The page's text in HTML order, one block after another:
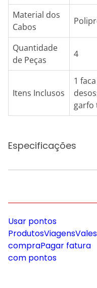
Material dos
Cabos
Quantidade
de Peças
4
Itens Inclusos
1
garfo
Especificações
Usar pontos
ProdutosViagens
compraPagar fatura
com pontos